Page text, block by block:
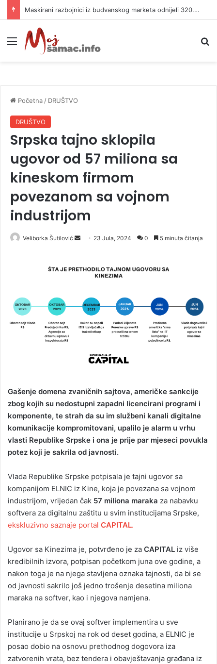
Kašiković: Zajedničkim snagama sačuvani ljudski životi i imovina
Meni
Početna / DRUŠTVO
DRUŠTVO
Srpska tajno sklopila
ugovor od 57 miliona sa
kineskom firmom
povezanom sa vojnom
industrijom
Veliborka Šutilović
d
e
m
a
23 Jula, 2024 0 5 minuta čitanja
Gašenje domena zvaničnih sajtova, američke sankcije
zbog kojih su nedostupni zapadni licencirani programi i
komponente, te strah da su im službeni kanali digitalne
komunikacije kompromitovani, upalilo je alarm u vrhu
vlasti Republike Srpske i ona je prije par mjeseci povukla
potez koji je sakrila od javnosti.
Vlada Republike Srpske potpisala je tajni ugovor sa
kompanijom ELNIC iz Kine, koja je povezana sa vojnom
industrijom, vrijedan čak 57 miliona maraka za nabavku
softvera za digitalnu zaštitu u svim institucijama Srpske,
ekskluzivno saznaje portal CAPITAL.
Ugovor sa Kinezima je, potvrđeno je za CAPITAL iz više
kredibilnih izvora, potpisan početkom juna ove godine, a
nakon toga je na njega stavljena oznaka tajnosti, da bi se
od javnosti sakrilo još jedno trošenje desetina miliona
maraka na softver, kao i njegova namjena.
Planirano je da se ovaj softver implementira u sve
institucije u Srpskoj na rok od deset godina, a ELNIC je
posao dobio na osnovu prethodnog dogovora iza
zatvorenih vrata, bez tendera i obavještavanja građana iz